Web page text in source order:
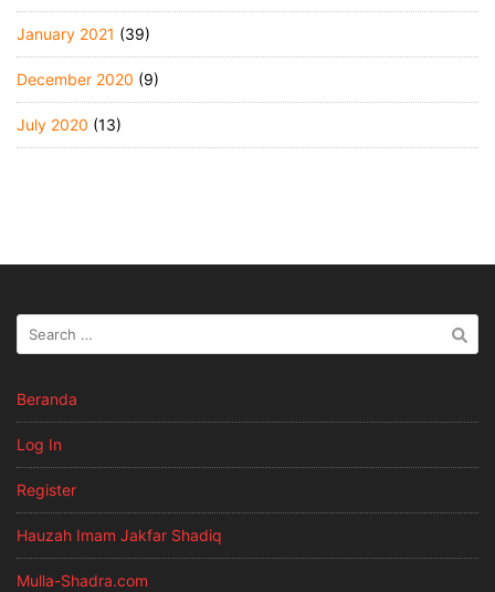
January 2021 (39)
December 2020 (9)
July 2020 (13)
Beranda
Log In
Register
Hauzah Imam Jakfar Shadiq
Mulla-Shadra.com